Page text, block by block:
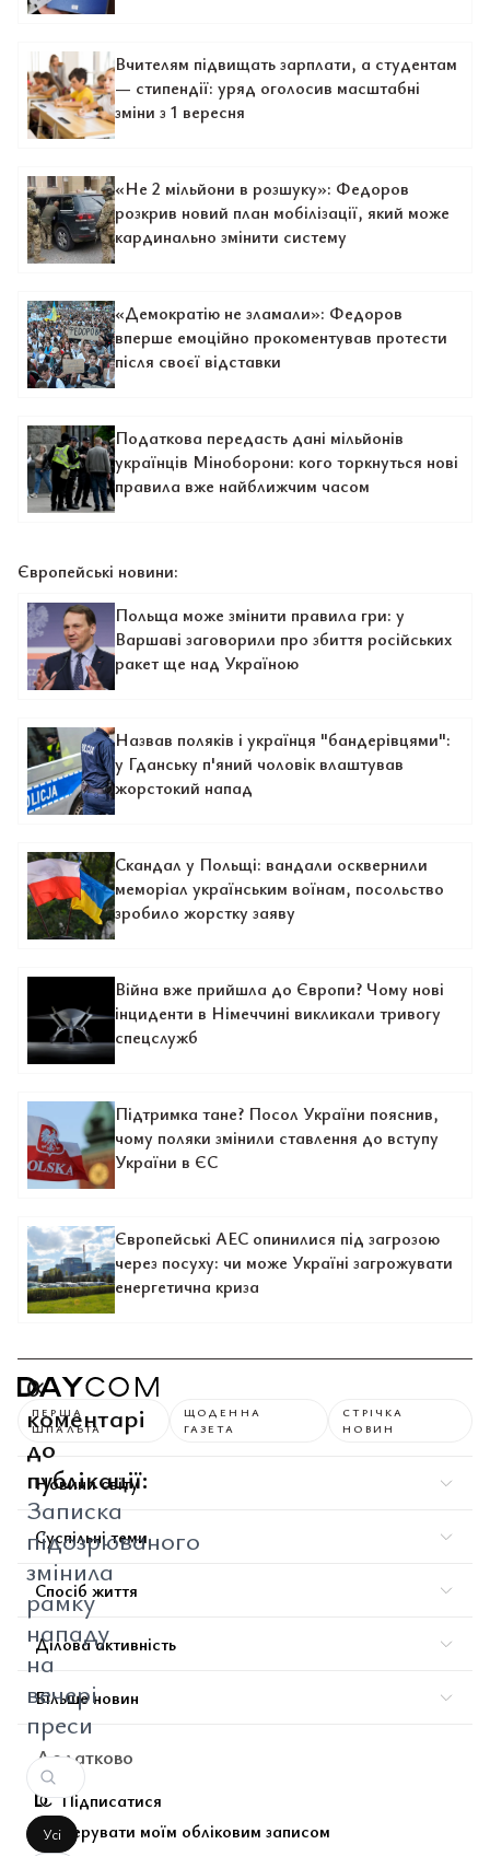
Вчителям підвищать зарплати, а студентам
— стипендії: уряд оголосив масштабні
зміни з 1 вересня
«Не 2 мільйони в розшуку»: Федоров
розкрив новий план мобілізації, який може
кардинально змінити систему
«Демократію не зламали»: Федоров
вперше емоційно прокоментував протести
після своєї відставки
Податкова передасть дані мільйонів
українців Міноборони: кого торкнуться нові
правила вже найближчим часом
Європейські новини:
Польща може змінити правила гри: у
Варшаві заговорили про збиття російських
ракет ще над Україною
Назвав поляків і українця "бандерівцями":
у Гданську п'яний чоловік влаштував
жорстокий напад
Скандал у Польщі: вандали осквернили
меморіал українським воїнам, посольство
зробило жорстку заяву
Війна вже прийшла до Європи? Чому нові
інциденти в Німеччині викликали тривогу
спецслужб
Підтримка тане? Посол України пояснив,
чому поляки змінили ставлення до вступу
України в ЄС
Європейські АЕС опинилися під загрозою
через посуху: чи може Україні загрожувати
енергетична криза
0
коментарі
до
публікації:
Записка
підозрюваного
змінила
рамку
нападу
на
вечері
преси
Усі
ПЕРША
ШПАЛЬТА
ЩОДЕННА
ГАЗЕТА
СТРІЧКА
НОВИН
Новини світу
Суспільні теми
Спосіб життя
Ділова активність
Більше новин
Додатково
Підписатися
Керувати моїм обліковим записом